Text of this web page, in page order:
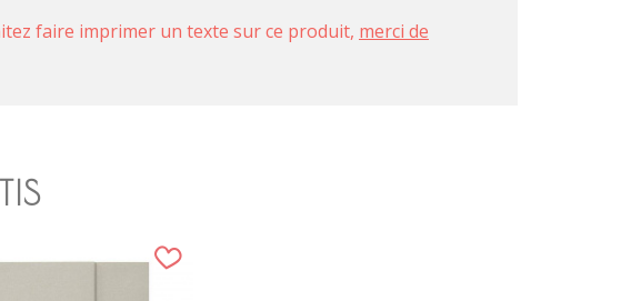
faire imprimer un texte sur ce produit, merci de